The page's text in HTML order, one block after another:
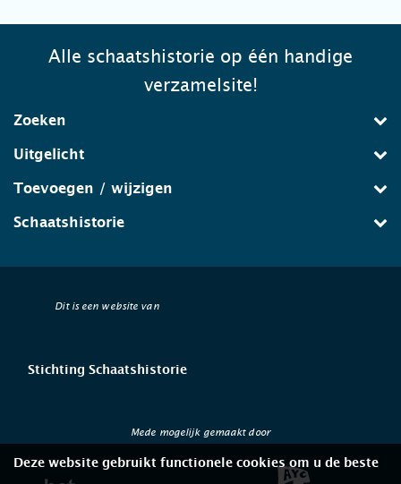
Alle schaatshistorie op één handige
verzamelsite!
Zoeken
Uitgelicht
Toevoegen / wijzigen
Schaatshistorie
Dit is een website van
Stichting Schaatshistorie
Mede mogelijk gemaakt door
Deze website gebruikt functionele cookies om u de beste